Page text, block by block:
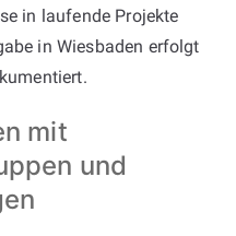
in laufende Projekte
in Wiesbaden erfolgt
mit
und